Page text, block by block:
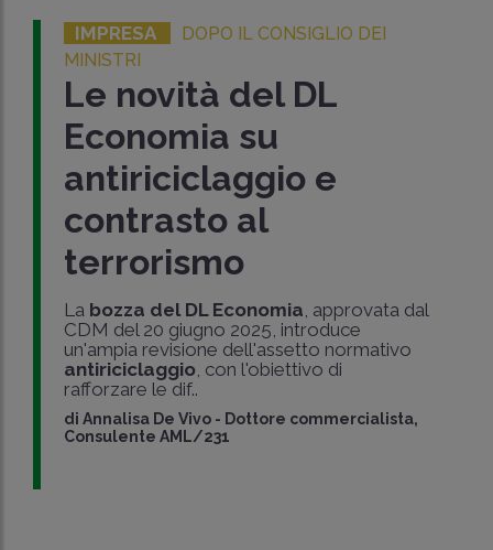
IMPRESA
DOPO IL CONSIGLIO DEI
MINISTRI
Le novità del DL
Economia su
antiriciclaggio e
contrasto al
terrorismo
La bozza del DL Economia , approvata dal
CDM del 20 giugno 2025, introduce
un'ampia revisione dell'assetto normativo
antiriciclaggio , con l'obiettivo di
rafforzare le dif..
diAnnalisa De Vivo - Dottore commercialista,
Consulente AML/231